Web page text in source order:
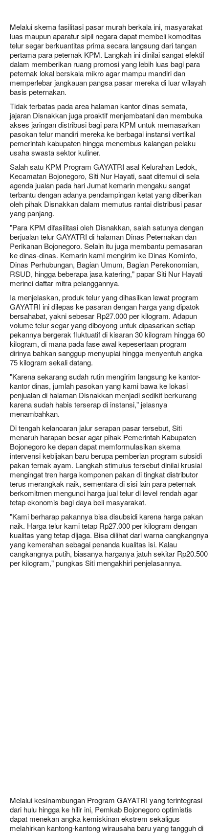
Melalui skema fasilitasi pasar murah berkala ini, masyarakat
luas maupun aparatur sipil negara dapat membeli komoditas
telur segar berkuantitas prima secara langsung dari tangan
pertama para peternak KPM. Langkah ini dinilai sangat efektif
dalam memberikan ruang promosi yang lebih luas bagi para
peternak lokal berskala mikro agar mampu mandiri dan
memperlebar jangkauan pangsa pasar mereka di luar wilayah
basis peternakan.
Tidak terbatas pada area halaman kantor dinas semata,
jajaran Disnakkan juga proaktif menjembatani dan membuka
akses jaringan distribusi bagi para KPM untuk memasarkan
pasokan telur mandiri mereka ke berbagai instansi vertikal
pemerintah kabupaten hingga menembus kalangan pelaku
usaha swasta sektor kuliner.
Salah satu KPM Program GAYATRI asal Kelurahan Ledok,
Kecamatan Bojonegoro, Siti Nur Hayati, saat ditemui di sela
agenda jualan pada hari Jumat kemarin mengaku sangat
terbantu dengan adanya pendampingan ketat yang diberikan
oleh pihak Disnakkan dalam memutus rantai distribusi pasar
yang panjang.
"Para KPM difasilitasi oleh Disnakkan, salah satunya dengan
berjualan telur GAYATRI di halaman Dinas Peternakan dan
Perikanan Bojonegoro. Selain itu juga membantu pemasaran
ke dinas-dinas. Kemarin kami mengirim ke Dinas Kominfo,
Dinas Perhubungan, Bagian Umum, Bagian Perekonomian,
RSUD, hingga beberapa jasa katering," papar Siti Nur Hayati
merinci daftar mitra pelanggannya.
Ia menjelaskan, produk telur yang dihasilkan lewat program
GAYATRI ini dilepas ke pasaran dengan harga yang dipatok
bersahabat, yakni sebesar Rp27.000 per kilogram. Adapun
volume telur segar yang diboyong untuk dipasarkan setiap
pekannya bergerak fluktuatif di kisaran 30 kilogram hingga 60
kilogram, di mana pada fase awal kepesertaan program
dirinya bahkan sanggup menyuplai hingga menyentuh angka
75 kilogram sekali datang.
"Karena sekarang sudah rutin mengirim langsung ke kantor-
kantor dinas, jumlah pasokan yang kami bawa ke lokasi
penjualan di halaman Disnakkan menjadi sedikit berkurang
karena sudah habis terserap di instansi," jelasnya
menambahkan.
Di tengah kelancaran jalur serapan pasar tersebut, Siti
menaruh harapan besar agar pihak Pemerintah Kabupaten
Bojonegoro ke depan dapat memformulasikan skema
intervensi kebijakan baru berupa pemberian program subsidi
pakan ternak ayam. Langkah stimulus tersebut dinilai krusial
mengingat tren harga komponen pakan di tingkat distributor
terus merangkak naik, sementara di sisi lain para peternak
berkomitmen mengunci harga jual telur di level rendah agar
tetap ekonomis bagi daya beli masyarakat.
"Kami berharap pakannya bisa disubsidi karena harga pakan
naik. Harga telur kami tetap Rp27.000 per kilogram dengan
kualitas yang tetap dijaga. Bisa dilihat dari warna cangkangnya
yang kemerahan sebagai penanda kualitas isi. Kalau
cangkangnya putih, biasanya harganya jatuh sekitar Rp20.500
per kilogram," pungkas Siti mengakhiri penjelasannya.
Melalui kesinambungan Program GAYATRI yang terintegrasi
dari hulu hingga ke hilir ini, Pemkab Bojonegoro optimistis
dapat menekan angka kemiskinan ekstrem sekaligus
melahirkan kantong-kantong wirausaha baru yang tangguh di